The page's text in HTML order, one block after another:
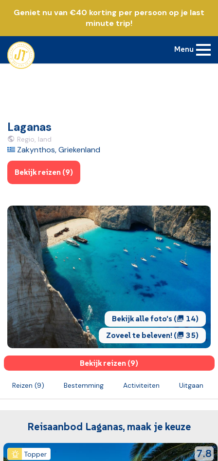
Geniet nu van €40 korting per persoon op je last
minute trip!
Menu
Laganas
Regio, land
Zakynthos, Griekenland
Bekijk reizen (9)
Bekijk alle foto's (
14)
Zoveel te beleven! (
35)
Reizen (9) Bestemming Activiteiten Uitgaan
Bekijk reizen (9)
Reisaanbod Laganas, maak je keuze
Topper 7.8
Bekijk reis